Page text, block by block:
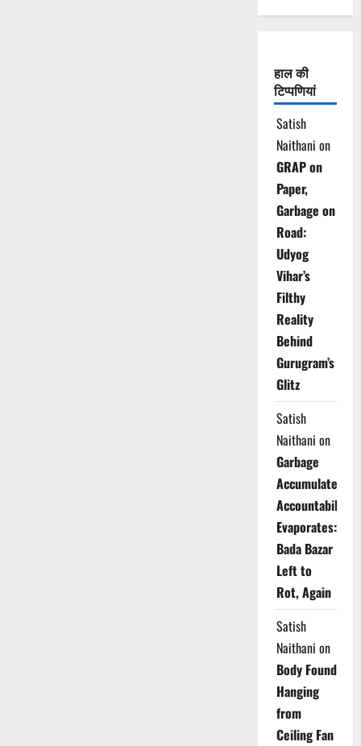
हाल की
टिप्पणियां
Satish
Naithani on
GRAP on
Paper,
Garbage on
Road:
Udyog
Vihar’s
Filthy
Reality
Behind
Gurugram’s
Glitz
Satish
Naithani on
Garbage
Accumulates,
Accountability
Evaporates:
Bada Bazar
Left to
Rot, Again
Satish
Naithani on
Body Found
Hanging
from
Ceiling Fan